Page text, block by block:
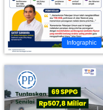
Infographic